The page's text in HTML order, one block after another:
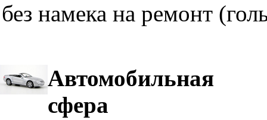
без намека на ремонт
Автомобильная
сфера